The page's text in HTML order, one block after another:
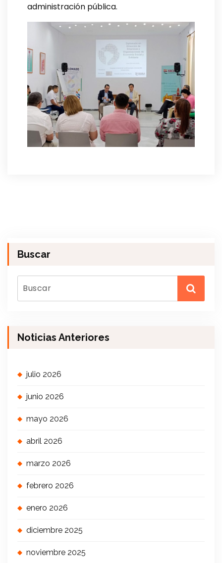
administración pública.
Buscar
Noticias Anteriores
julio 2026
junio 2026
mayo 2026
abril 2026
marzo 2026
febrero 2026
enero 2026
diciembre 2025
noviembre 2025